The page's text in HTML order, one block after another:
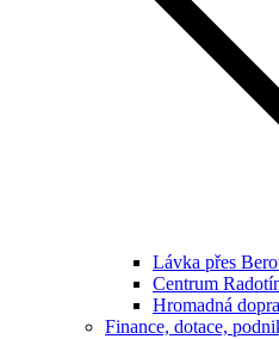
Lávka přes
Centrum
Hromadná
Finance, dotace,